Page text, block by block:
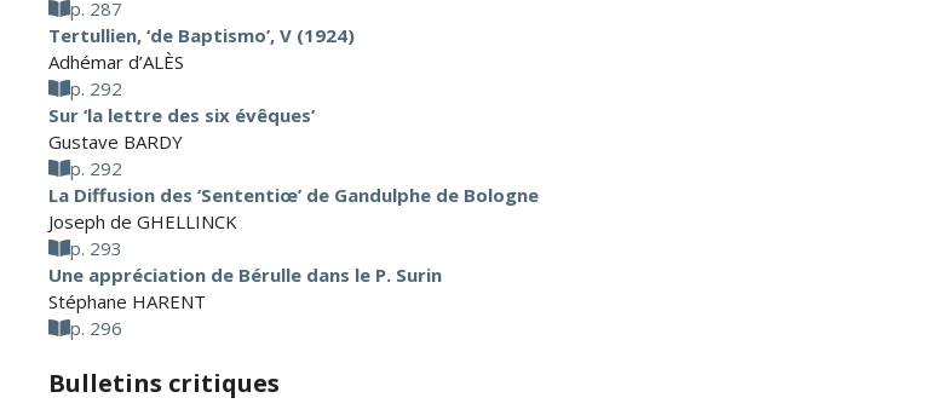
p. 287
Tertullien, ‘de Baptismo’, V (1924)
Adhémar d’ALÈS
p. 292
Sur ‘la lettre des six évêques’
Gustave BARDY
p. 292
La Diffusion des ‘Sententiœ’ de Gandulphe de Bologne
Joseph de GHELLINCK
p. 293
Une appréciation de Bérulle dans le P. Surin
Stéphane HARENT
p. 296
Bulletins critiques